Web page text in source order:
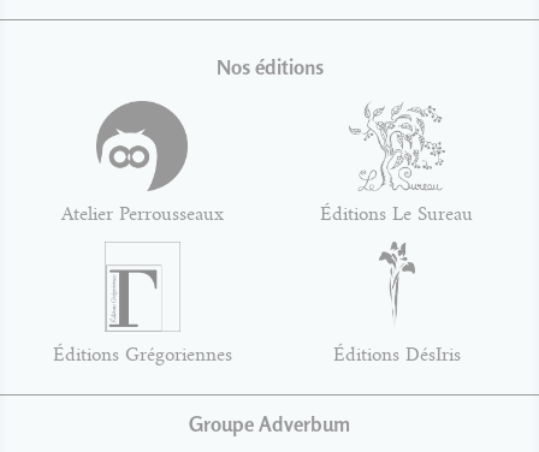
Nos éditions
Atelier Perrousseaux Éditions Le Sureau
Éditions Grégoriennes Éditions DésIris
Groupe Adverbum